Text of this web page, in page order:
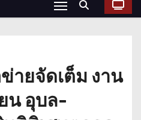
ายจัดเต็ม งาน
น อุบล-